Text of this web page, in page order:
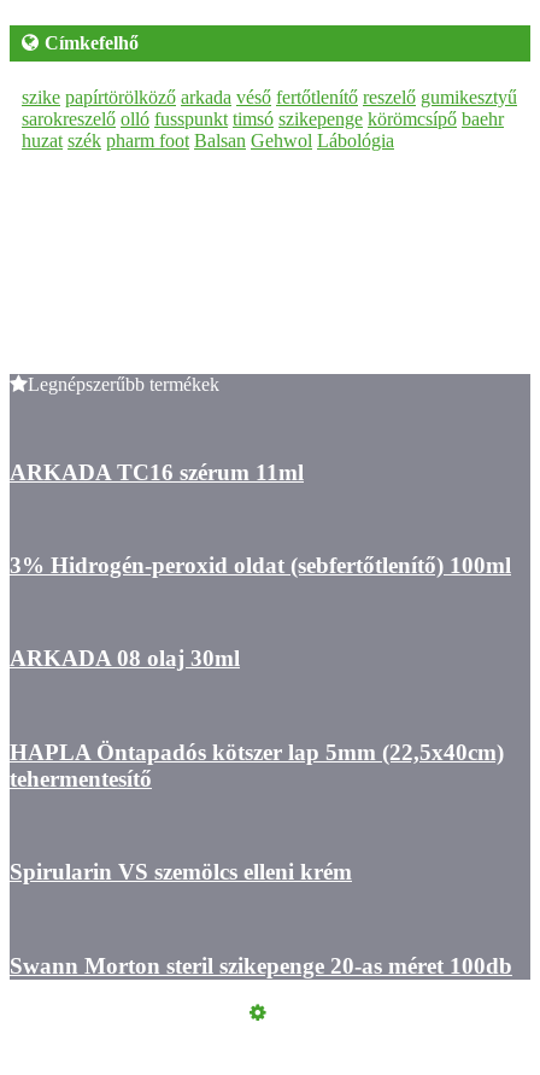
Címkefelhő
szike papírtörölköző arkada véső fertőtlenítő reszelő gumikesztyű
sarokreszelő olló fusspunkt timsó szikepenge körömcsípő baehr
huzat szék pharm foot Balsan Gehwol Lábológia
Legnépszerűbb termékek
ARKADA TC16 szérum 11ml
3% Hidrogén-peroxid oldat (sebfertőtlenítő) 100ml
ARKADA 08 olaj 30ml
HAPLA Öntapadós kötszer lap 5mm (22,5x40cm)
tehermentesítő
Spirularin VS szemölcs elleni krém
Swann Morton steril szikepenge 20-as méret 100db